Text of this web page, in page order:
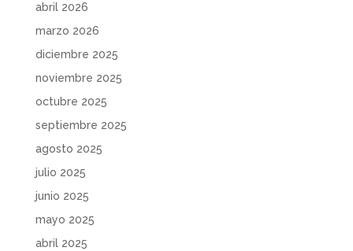
abril 2026
marzo 2026
diciembre 2025
noviembre 2025
octubre 2025
septiembre 2025
agosto 2025
julio 2025
junio 2025
mayo 2025
abril 2025